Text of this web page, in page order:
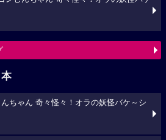
ちゃん 奇々怪々！オラの妖怪バケ～シ